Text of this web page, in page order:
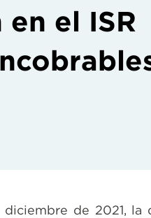
el ISR
diciembre de 2021, la